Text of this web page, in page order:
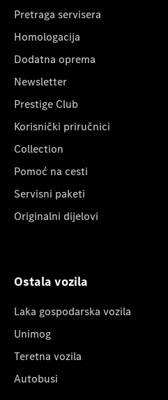
Pretraga servisera
Homologacija
Dodatna oprema
Newsletter
Prestige Club
Korisnički priručnici
Collection
Pomoć na cesti
Servisni paketi
Originalni dijelovi
Ostala vozila
Laka gospodarska vozila
Unimog
Teretna vozila
Autobusi